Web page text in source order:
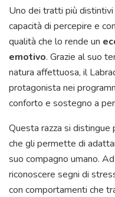
Uno dei tratti più
capacità di percepire e
qualità che lo rende un
emotivo. Grazie al suo
natura affettuosa, il
protagonista nei
conforto e sostegno a
Questa razza si distingue
che gli permette di
suo compagno umano.
riconoscere segni di
con comportamenti che